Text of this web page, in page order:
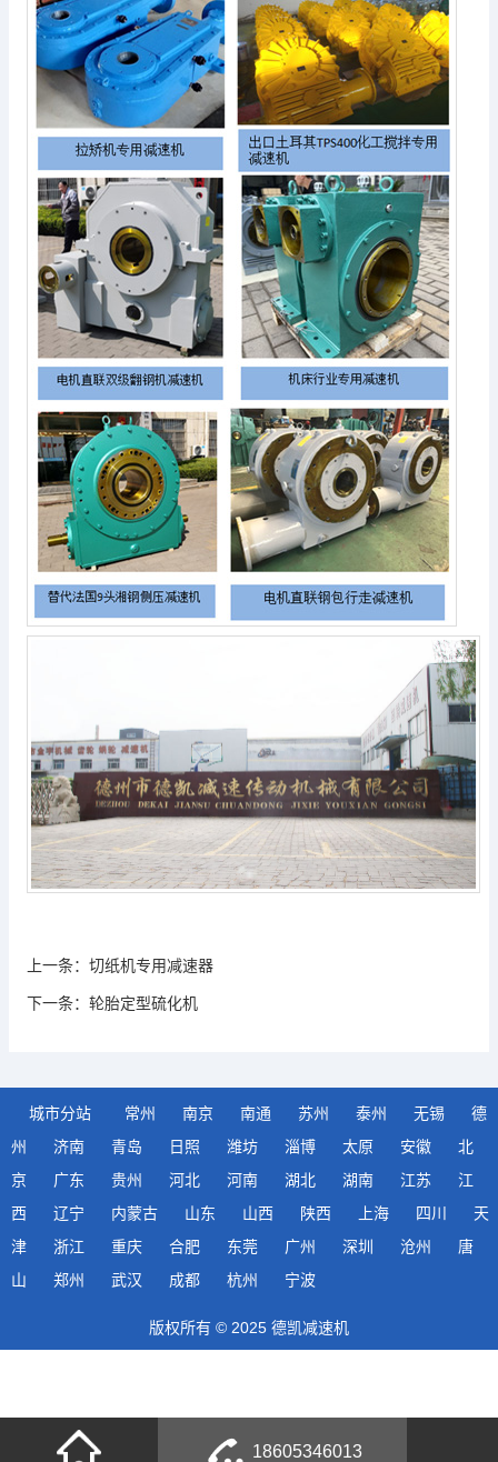
上一条： 切纸机专用减速器
下一条： 轮胎定型硫化机
城市分站 常州 南京 南通 苏州 泰州 无锡
德
州
济南 青岛 日照 潍坊 淄博 太原 安徽
北
京
广东 贵州 河北 河南 湖北 湖南 江苏
江
西
辽宁 内蒙古 山东 山西 陕西 上海 四川
天
津
浙江 重庆 合肥 东莞 广州 深圳 沧州
唐
山
郑州 武汉 成都 杭州 宁波
版权所有 © 2025 德凯减速机
18605346013